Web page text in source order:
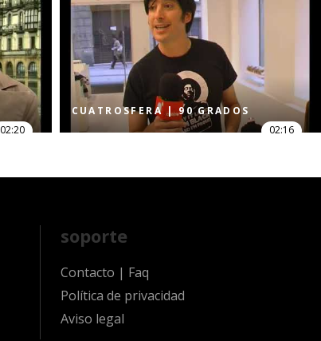
02:20
CUATROSFERA | 90 GRADOS
02:16
soporte
Contacto | Faq
Política de privacidad
Aviso legal